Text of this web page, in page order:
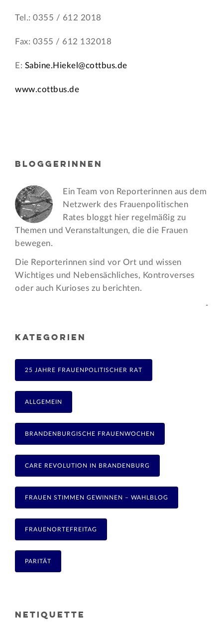
Tel.: 0355 / 612 2018
Fax: 0355 / 612 132018
E: Sabine.Hiekel@cottbus.de
www.cottbus.de
BLOGGERINNEN
Ein Team von Reporterinnen aus dem
Netzwerk des Frauen­politischen
Rates bloggt hier regelmäßig zu
Themen und Veran­staltungen, die die Frauen
bewegen.
Die Reporterinnen sind vor Ort und wissen
Wichtiges und Nebensächliches, Kontroverses
oder auch Kurioses zu berichten.
-
KATEGORIEN
25 JAHRE FRAUENPOLITISCHER RAT
ALLGEMEIN
BRANDENBURGISCHE FRAUENWOCHEN
CARE REVOLUTION IN BRANDENBURG
FRAUEN STIMMEN GEWINNEN – WAHLBLOG
FRAUENORTEFREITAG
PARITÄT
NETIQUETTE